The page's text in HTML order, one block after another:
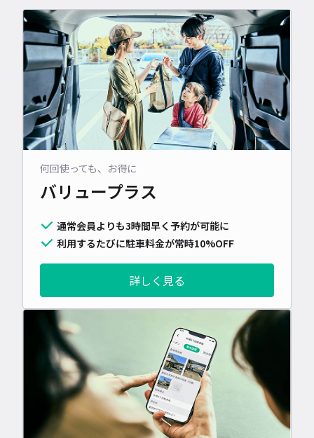
何回使っても、お得に
バリュープラス
通常会員よりも3時間早く予約が可能に
利用するたびに駐車料金が常時10%OFF
詳しく見る